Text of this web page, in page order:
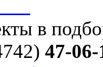
в
47-06-